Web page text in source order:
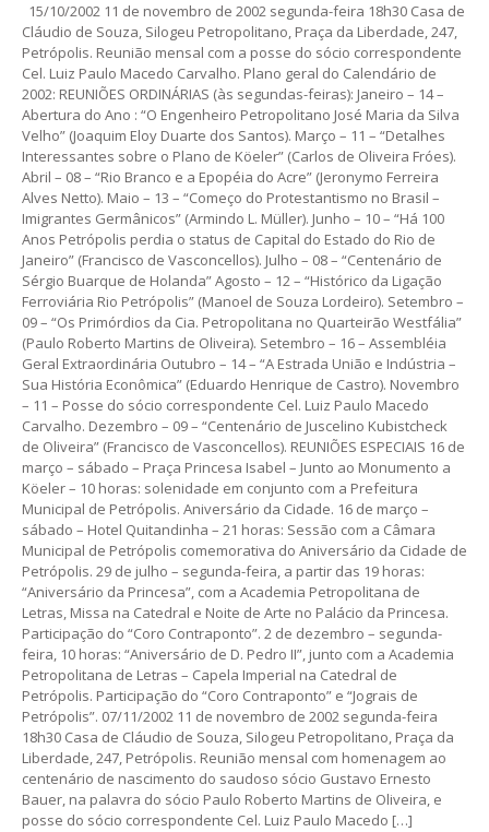
15/10/2002 11 de novembro de 2002 segunda-feira 18h30 Casa de
Cláudio de Souza, Silogeu Petropolitano, Praça da Liberdade, 247,
Petrópolis. Reunião mensal com a posse do sócio correspondente
Cel. Luiz Paulo Macedo Carvalho. Plano geral do Calendário de
2002: REUNIÕES ORDINÁRIAS (às segundas-feiras): Janeiro – 14 –
Abertura do Ano : “O Engenheiro Petropolitano José Maria da Silva
Velho” (Joaquim Eloy Duarte dos Santos). Março – 11 – “Detalhes
Interessantes sobre o Plano de Köeler” (Carlos de Oliveira Fróes).
Abril – 08 – “Rio Branco e a Epopéia do Acre” (Jeronymo Ferreira
Alves Netto). Maio – 13 – “Começo do Protestantismo no Brasil –
Imigrantes Germânicos” (Armindo L. Müller). Junho – 10 – “Há 100
Anos Petrópolis perdia o status de Capital do Estado do Rio de
Janeiro” (Francisco de Vasconcellos). Julho – 08 – “Centenário de
Sérgio Buarque de Holanda” Agosto – 12 – “Histórico da Ligação
Ferroviária Rio Petrópolis” (Manoel de Souza Lordeiro). Setembro –
09 – “Os Primórdios da Cia. Petropolitana no Quarteirão Westfália”
(Paulo Roberto Martins de Oliveira). Setembro – 16 – Assembléia
Geral Extraordinária Outubro – 14 – “A Estrada União e Indústria –
Sua História Econômica” (Eduardo Henrique de Castro). Novembro
– 11 – Posse do sócio correspondente Cel. Luiz Paulo Macedo
Carvalho. Dezembro – 09 – “Centenário de Juscelino Kubistcheck
de Oliveira” (Francisco de Vasconcellos). REUNIÕES ESPECIAIS 16 de
março – sábado – Praça Princesa Isabel – Junto ao Monumento a
Köeler – 10 horas: solenidade em conjunto com a Prefeitura
Municipal de Petrópolis. Aniversário da Cidade. 16 de março –
sábado – Hotel Quitandinha – 21 horas: Sessão com a Câmara
Municipal de Petrópolis comemorativa do Aniversário da Cidade de
Petrópolis. 29 de julho – segunda-feira, a partir das 19 horas:
“Aniversário da Princesa”, com a Academia Petropolitana de
Letras, Missa na Catedral e Noite de Arte no Palácio da Princesa.
Participação do “Coro Contraponto”. 2 de dezembro – segunda-
feira, 10 horas: “Aniversário de D. Pedro II”, junto com a Academia
Petropolitana de Letras – Capela Imperial na Catedral de
Petrópolis. Participação do “Coro Contraponto” e “Jograis de
Petrópolis”. 07/11/2002 11 de novembro de 2002 segunda-feira
18h30 Casa de Cláudio de Souza, Silogeu Petropolitano, Praça da
Liberdade, 247, Petrópolis. Reunião mensal com homenagem ao
centenário de nascimento do saudoso sócio Gustavo Ernesto
Bauer, na palavra do sócio Paulo Roberto Martins de Oliveira, e
posse do sócio correspondente Cel. Luiz Paulo Macedo […]